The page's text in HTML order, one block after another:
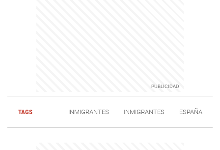
TAGS INMIGRANTES INMIGRANTES ESPAÑA